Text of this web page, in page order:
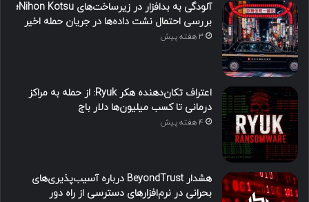
آلودگی به بدافزار در زیرساخت‌های Nihon Kotsu؛
بررسی احتمال نشت داده‌ها در جریان حمله اخیر
3 هفته پیش
اعتراف تکان‌دهنده هکر Ryuk: از حمله به مراکز
درمانی تا کسب میلیون‌ها دلار باج
4 هفته پیش
هشدار BeyondTrust درباره آسیب‌پذیری‌های
بحرانی در نرم‌افزارهای دسترسی از راه دور